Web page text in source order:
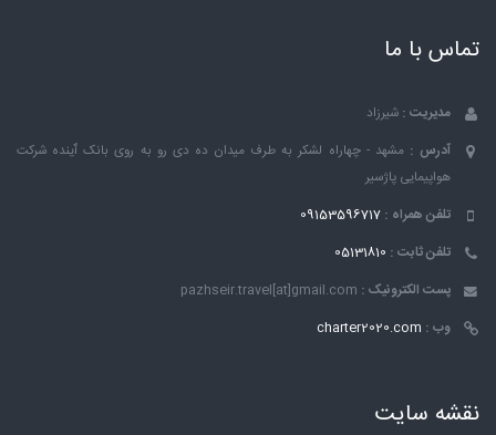
تماس با ما
مدیریت : شیرزاد
آدرس : مشهد - چهاراه لشکر به طرف میدان ده دی رو به روی بانک ٱینده شرکت
هواپیمایی پاژسیر
تلفن همراه : 09153596717
تلفن ثابت : 05131810
پست الکترونیک : pazhseir.travel[at]gmail.com
وب : charter2020.com
نقشه سایت